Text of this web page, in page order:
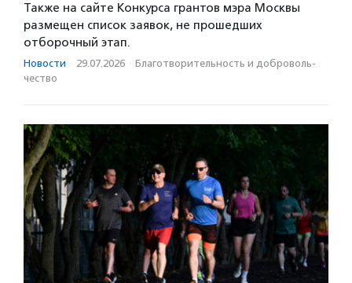
Также на сайте Конкурса грантов мэра Москвы
размещен список заявок, не прошедших
отборочный этап.
Новости · 29.07.2026 · Благотвори­тель­ность и доброволь­
чест­во